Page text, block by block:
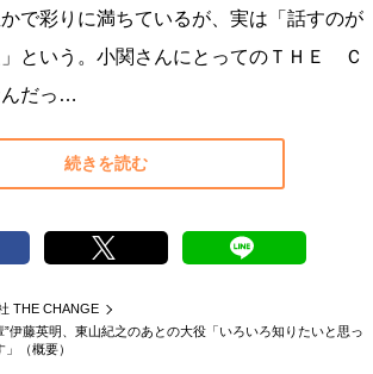
50代のリアル
み方
親になるということ
で彩りに満ちているが、実は「話すのが
という。小関さんにとってのＴＨＥ Ｃ
んだっ…
続きを読む
THE CHANGE
伊藤英明、東山紀之のあとの大役「いろいろ知りたいと思っ
（概要）